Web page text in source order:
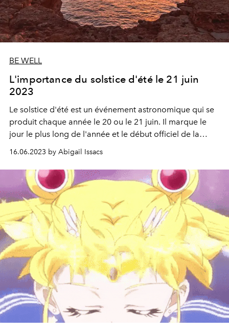
BE WELL
L'importance du solstice d'été le 21 juin
2023
Le solstice d'été est un événement astronomique qui se
produit chaque année le 20 ou le 21 juin. Il marque le
jour le plus long de l'année et le début officiel de la
16.06.2023 by Abigail Issacs